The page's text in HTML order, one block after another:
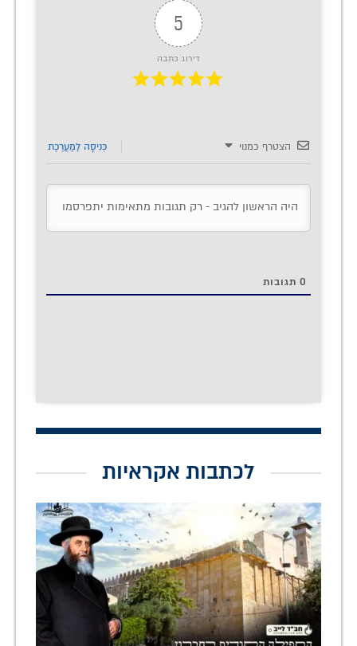
5
דירוג כתבה
הצטרף כמנוי כְּנִיסָה לַמַעֲרֶכֶת
0 תגובות
לכתבות אקראיות